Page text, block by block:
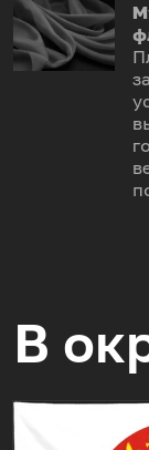
В